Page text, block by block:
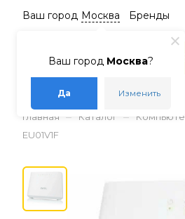
Ваш город Москва?
Да Изменить
Ваш город Москва Бренды
Главная – Каталог –
EU01V1F